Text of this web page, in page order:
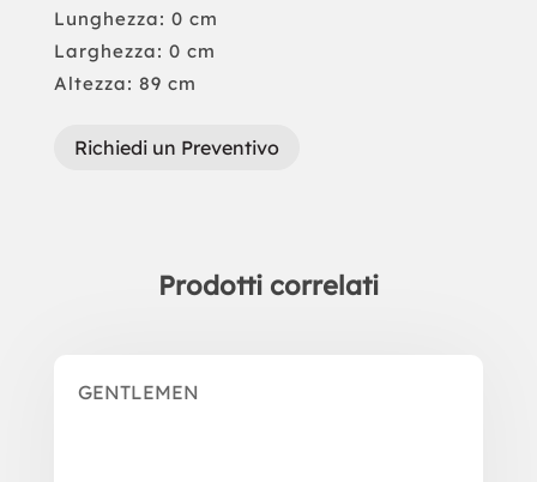
Lunghezza: 0 cm
Larghezza: 0 cm
Altezza: 89 cm
Richiedi un Preventivo
Prodotti correlati
GENTLEMEN